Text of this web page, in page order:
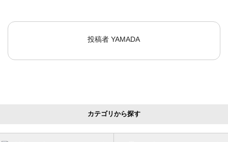
投稿者 YAMADA
カテゴリから探す